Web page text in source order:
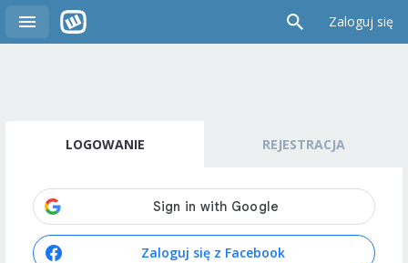
Zaloguj się
LOGOWANIE REJESTRACJA
Zaloguj się z Facebook